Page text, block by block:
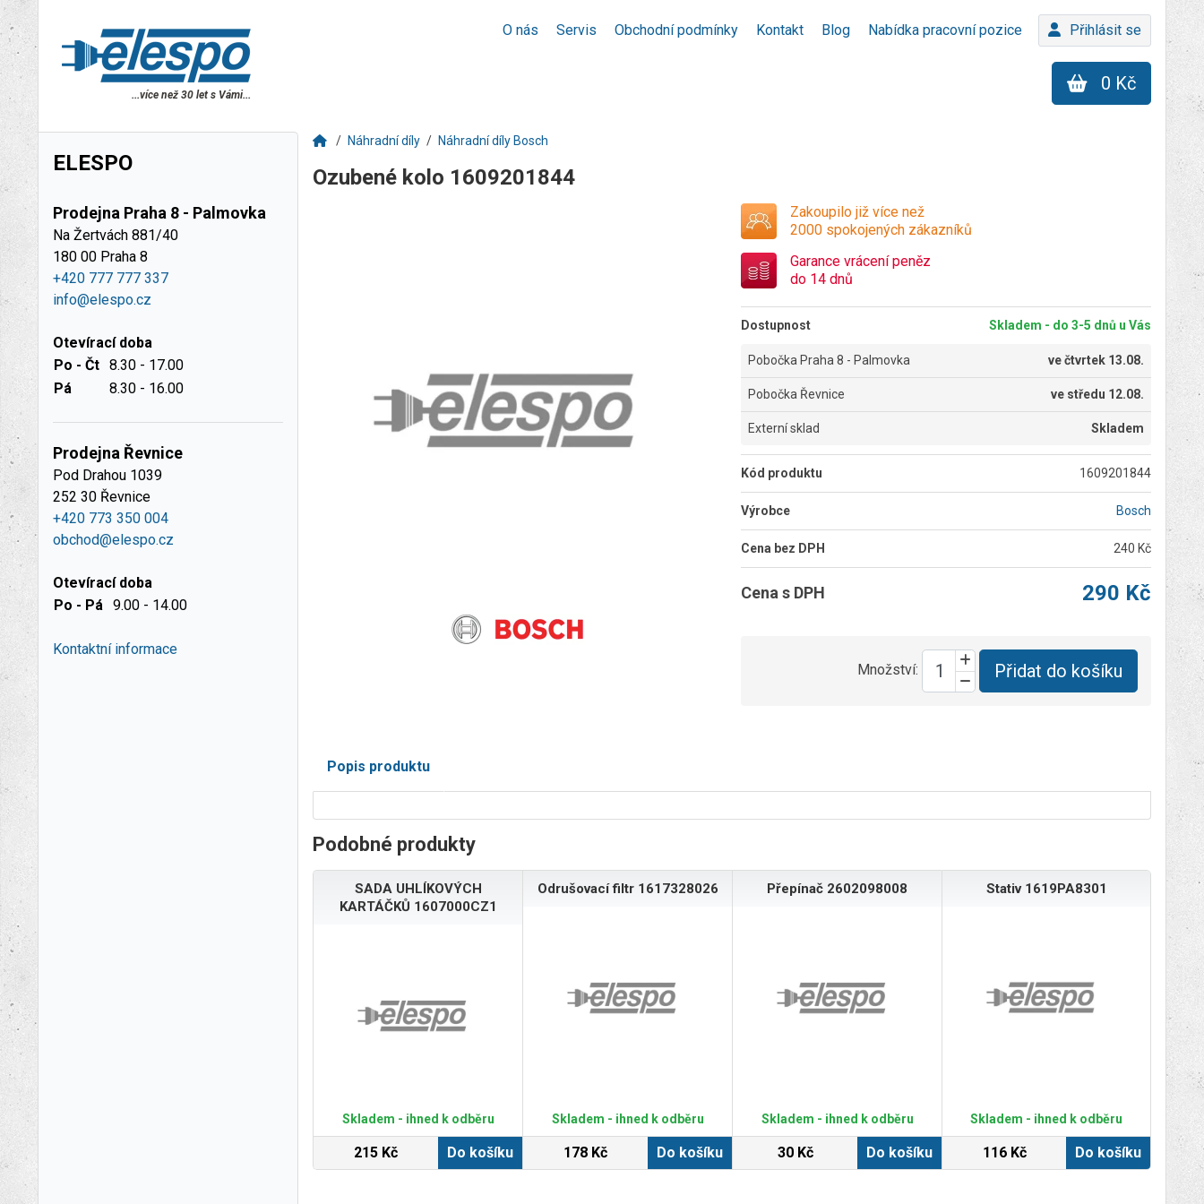
O nás Servis Obchodní podmínky Kontakt Blog Nabídka pracovní pozice Přihlásit se
...více než 30 let s Vámi...
0 Kč
ELESPO
Prodejna Praha 8 - Palmovka
Na Žertvách 881/40
180 00 Praha 8
+420 777 777 337
info@elespo.cz
Otevírací doba
Po - Čt 8.30 - 17.00
Pá
8.30 - 16.00
Prodejna Řevnice
Pod Drahou 1039
252 30 Řevnice
+420 773 350 004
obchod@elespo.cz
Otevírací doba
Po - Pá 9.00 - 14.00
Kontaktní informace
Náhradní díly Náhradní díly Bosch
Ozubené kolo 1609201844
Zakoupilo již více než
2000 spokojených zákazníků
Garance vrácení peněz
do 14 dnů
Dostupnost Skladem - do 3-5 dnů u Vás
Pobočka Praha 8 - Palmovka večtvrtek 13.08.
Pobočka Řevnice ve středu 12.08.
Externí sklad Skladem
Kód produktu 1609201844
Výrobce Bosch
Cena bez DPH 240 Kč
Cena s DPH 290 Kč
Množství: Přidat do košíku
Popis produktu
Podobné produkty
SADA UHLÍKOVÝCH
KARTÁČKŮ 1607000CZ1
Skladem - ihned k odběru
215 Kč Do košíku
Odrušovací filtr 1617328026
Skladem - ihned k odběru
178 Kč Do košíku
Přepínač 2602098008
Skladem - ihned k odběru
30 Kč Do košíku
Stativ 1619PA8301
Skladem - ihned k odběru
116 Kč Do košíku